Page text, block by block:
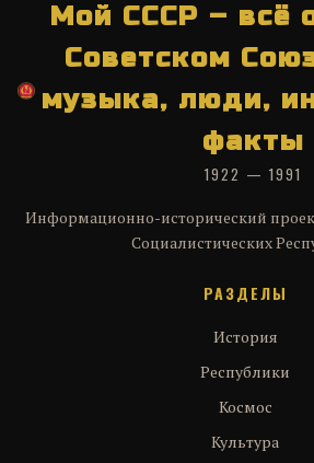
Мой СССР – всё
Советском
музыка, люди,
факты
1922 — 1991
Информационно-исторический
Социалистических
РАЗДЕЛЫ
История
Республики
Космос
Культура